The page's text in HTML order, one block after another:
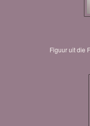
Figuur uit die